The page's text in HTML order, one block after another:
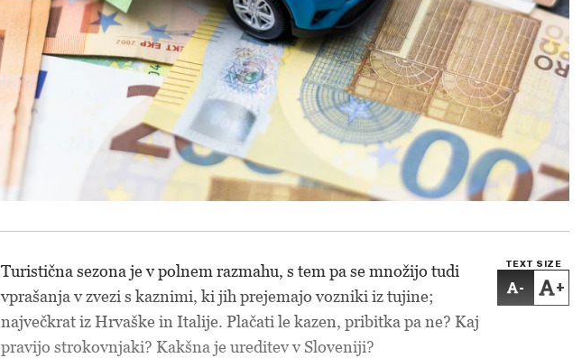
TEXT SIZE
- +
Turistična sezona je v polnem razmahu, s tem pa se množijo tudi
vprašanja v zvezi s kaznimi, ki jih prejemajo vozniki iz tujine;
največkrat iz Hrvaške in Italije. Plačati le kazen, pribitka pa ne? Kaj
pravijo strokovnjaki? Kakšna je ureditev v Sloveniji?